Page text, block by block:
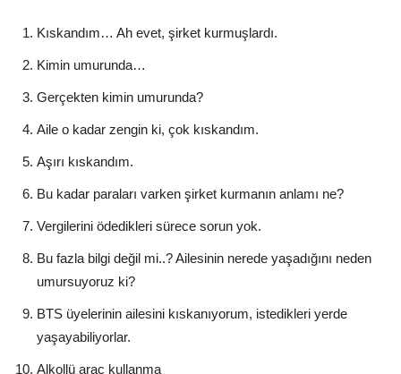
Kıskandım… Ah evet, şirket kurmuşlardı.
Kimin umurunda…
Gerçekten kimin umurunda?
Aile o kadar zengin ki, çok kıskandım.
Aşırı kıskandım.
Bu kadar paraları varken şirket kurmanın anlamı ne?
Vergilerini ödedikleri sürece sorun yok.
Bu fazla bilgi değil mi..? Ailesinin nerede yaşadığını neden
umursuyoruz ki?
BTS üyelerinin ailesini kıskanıyorum, istedikleri yerde
yaşayabiliyorlar.
Alkollü araç kullanma